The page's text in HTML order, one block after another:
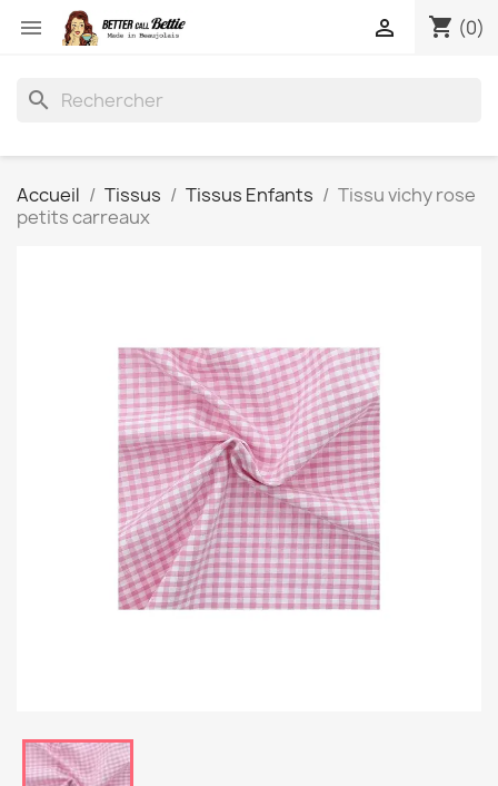
 shopping_cart (0)

search
Accueil Tissus Tissus Enfants
Tissu vichy rose
petits carreaux